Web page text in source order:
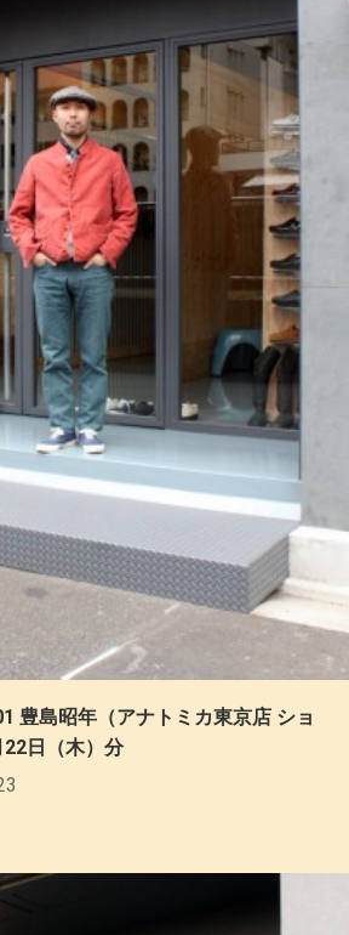
豊島昭年（アナトミカ東京店 ショ
日（木）分